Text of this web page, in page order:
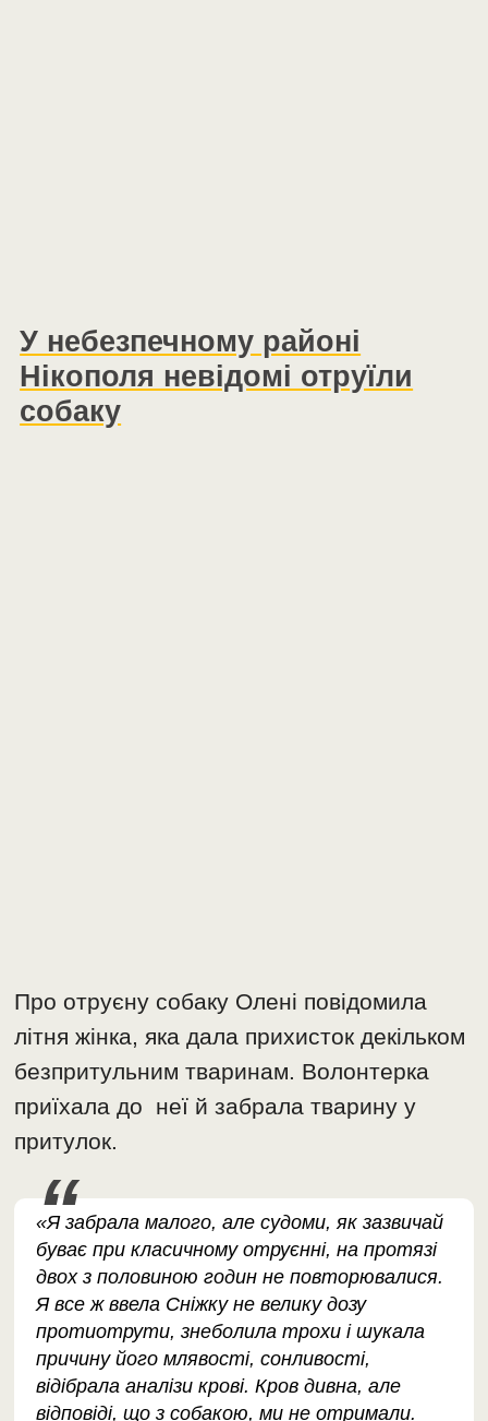
У небезпечному районі
Нікополя невідомі отруїли
собаку
Про отруєну собаку Олені повідомила
літня жінка, яка дала прихисток декільком
безпритульним тваринам. Волонтерка
приїхала до неї й забрала тварину у
притулок.
«Я забрала малого, але судоми, як зазвичай
буває при класичному отруєнні, на протязі
двох з половиною годин не повторювалися.
Я все ж ввела Сніжку не велику дозу
протиотрути, знеболила трохи і шукала
причину його млявості, сонливості,
відібрала аналізи крові. Кров дивна, але
відповіді, що з собакою, ми не отримали.